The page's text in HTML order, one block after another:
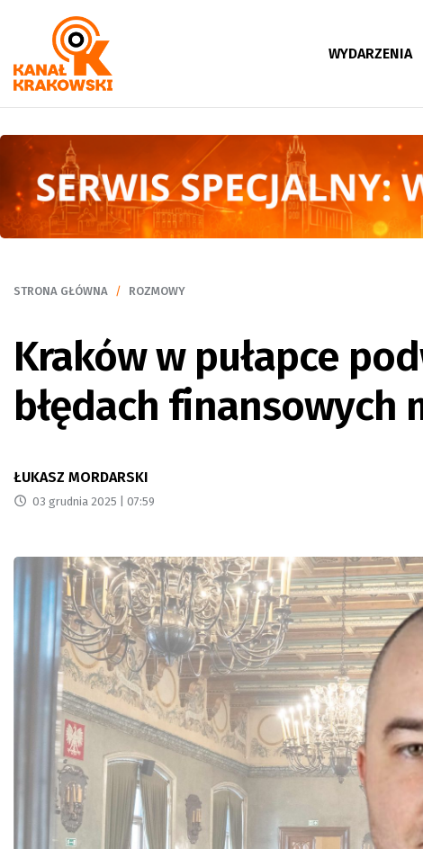
WYDARZENIA
STRONA GŁÓWNA ROZMOWY
Kraków w pułapce
błędach finansowych
ŁUKASZ MORDARSKI
03 grudnia 2025 | 07:59